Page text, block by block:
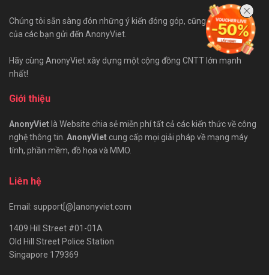
Chúng tôi sẵn sàng đón những ý kiến đóng góp, cũng như bài viết
của các bạn gửi đến AnonyViet.
Hãy cùng AnonyViet xây dựng một cộng đồng CNTT lớn mạnh
nhất!
Giới thiệu
AnonyVietlà Website chia sẻ miễn phí tất cả các kiến thức về công
nghệ thông tin. AnonyViet cung cấp mọi giải pháp về mạng máy
tính, phần mềm, đồ họa và MMO.
Liên hệ
Email: support[@]anonyviet.com
1409 Hill Street #01-01A
Old Hill Street Police Station
Singapore 179369